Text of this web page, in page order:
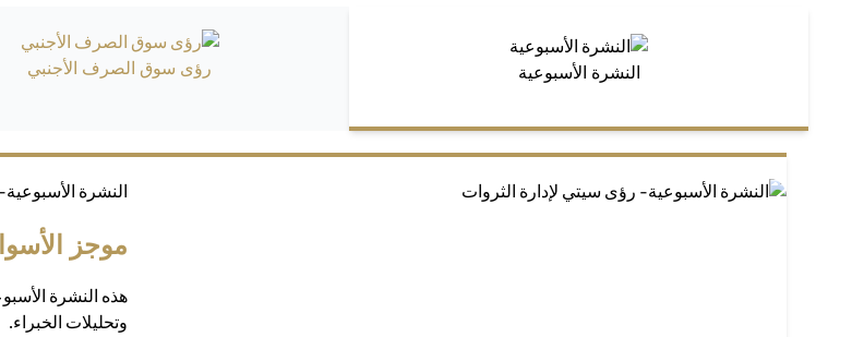
النشرة الأسبوعية رؤى سوق الصرف الأجنبي
النشرة
موجز
هذه النشرة
وتحليلات الخبراء.